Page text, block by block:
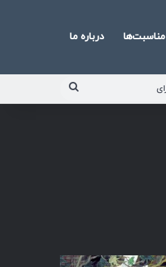
مناسبت‌ها درباره ما